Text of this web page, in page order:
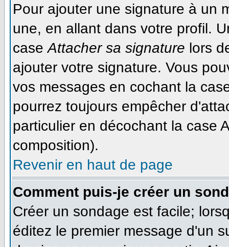
Pour ajouter une signature à un
une, en allant dans votre profil.
caseAttacher sa signature lors
ajouter votre signature. Vous
vos messages en cochant la
pourrez toujours empêcher
particulier en décochant la case
composition).
Revenir en haut de page
Comment puis-je créer un
Créer un sondage est facile;
éditez le premier message d'un